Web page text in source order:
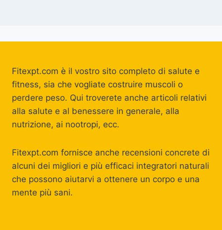
Fitexpt.com è il vostro sito completo di salute e
fitness, sia che vogliate costruire muscoli o
perdere peso. Qui troverete anche articoli relativi
alla salute e al benessere in generale, alla
nutrizione, ai nootropi, ecc.
Fitexpt.com fornisce anche recensioni concrete di
alcuni dei migliori e più efficaci integratori naturali
che possono aiutarvi a ottenere un corpo e una
mente più sani.